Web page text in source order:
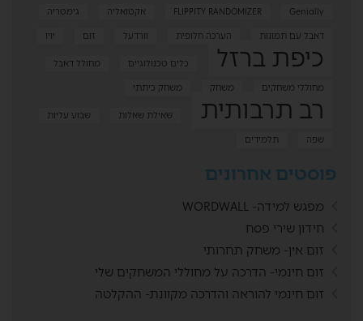
FLIPPITY RANDOMIZER Genially אקטואליה
גימטריה
דאבל עם תמונות
הערכה חלופית וורדעל זום יויו
כיפת ברזל כלים טכנולוגיים
מחולל דאבל
מחוללי משחקים
משחק משחק כיתתי
רב תרבותית שאילת שאלות
שבוע עליות
שפה
תלמידים
פוסטים אחרונים
מפגש למידה- WORDWALL
חידון שירי פסח
זום אין- משחק תחרותי
זום חינמי- הדרכה על מחוללי המשחקים שלי
זום חינמי להוראה והדרכה מקוונת- ההקלטה